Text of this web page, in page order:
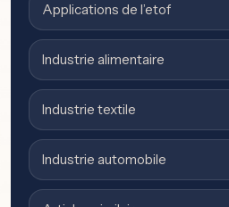
Applications de l’etof
Industrie alimentaire
Industrie textile
Industrie automobile